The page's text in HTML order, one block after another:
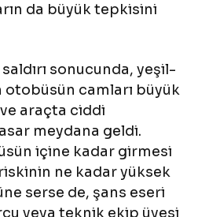
da büyük tepkisini
saldırı sonucunda, yeşil-
otobüsün camları büyük
ve araçta ciddi
meydana geldi.
içine kadar girmesi
ne kadar yüksek
serse de, şans eseri
veya teknik ekip üyesi